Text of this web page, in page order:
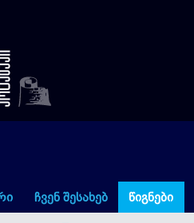
ჩვენ შესახებ წიგნები